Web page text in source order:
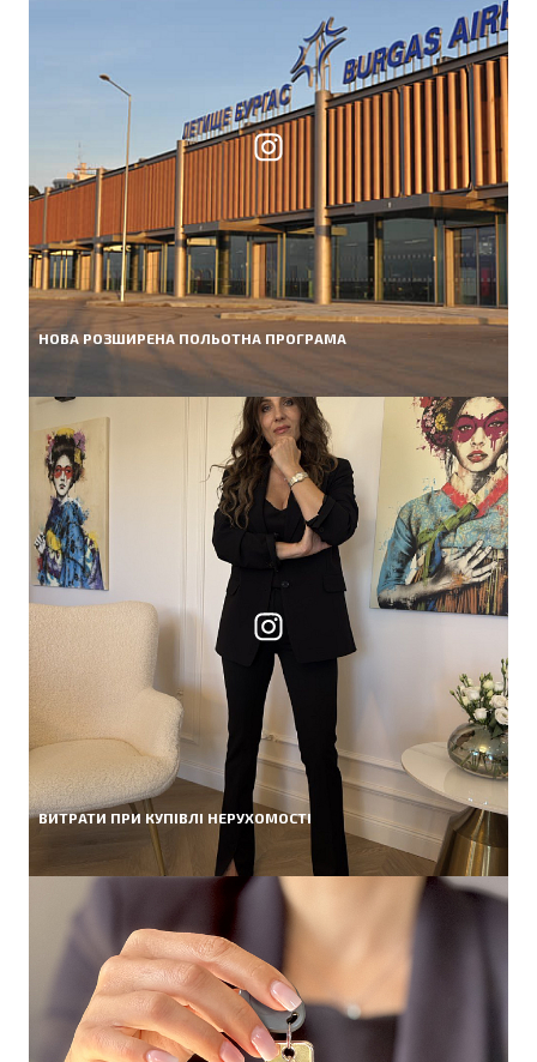
НОВА РОЗШИРЕНА ПОЛЬОТНА ПРОГРАМА
ВИТРАТИ ПРИ КУПІВЛІ НЕРУХОМОСТІ